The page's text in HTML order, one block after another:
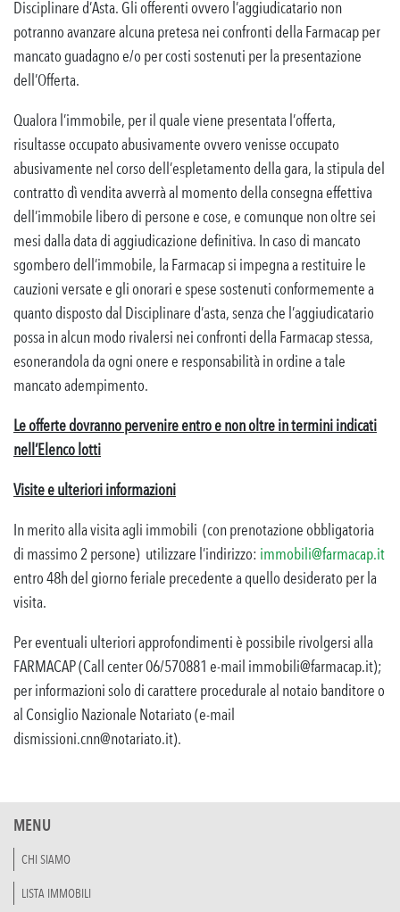
Disciplinare d’Asta. Gli offerenti ovvero l’aggiudicatario non
potranno avanzare alcuna pretesa nei confronti della Farmacap per
mancato guadagno e/o per costi sostenuti per la presentazione
dell’Offerta.
Qualora l’immobile, per il quale viene presentata l’offerta,
risultasse occupato abusivamente ovvero venisse occupato
abusivamente nel corso dell’espletamento della gara, la stipula del
contratto dì vendita avverrà al momento della consegna effettiva
dell’immobile libero di persone e cose, e comunque non oltre sei
mesi dalla data di aggiudicazione definitiva. In caso di mancato
sgombero dell’immobile, la Farmacap si impegna a restituire le
cauzioni versate e gli onorari e spese sostenuti conformemente a
quanto disposto dal Disciplinare d’asta, senza che l’aggiudicatario
possa in alcun modo rivalersi nei confronti della Farmacap stessa,
esonerandola da ogni onere e responsabilità in ordine a tale
mancato adempimento.
Le offerte dovranno pervenire entro e non oltre in termini indicati
nell’Elenco lotti
Visite e ulteriori informazioni
In merito alla visita agli immobili (con prenotazione obbligatoria
di massimo 2 persone) utilizzare l’indirizzo: immobili@farmacap.it
entro 48h del giorno feriale precedente a quello desiderato per la
visita.
Per eventuali ulteriori approfondimenti è possibile rivolgersi alla
FARMACAP (Call center 06/570881 e-mail immobili@farmacap.it);
per informazioni solo di carattere procedurale al notaio banditore o
al Consiglio Nazionale Notariato (e-mail
dismissioni.cnn@notariato.it).
MENU
CHI SIAMO
LISTA IMMOBILI